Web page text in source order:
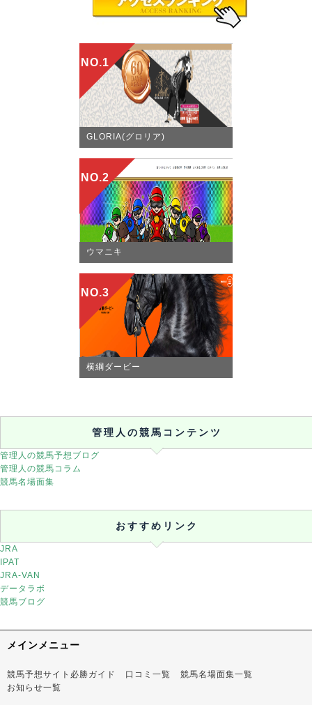
NO.1
GLORIA(グロリア)
NO.2
ウマニキ
NO.3
横綱ダービー
管理人の競馬コンテンツ
管理人の競馬予想ブログ
管理人の競馬コラム
競馬名場面集
おすすめリンク
JRA
IPAT
JRA-VAN
データラボ
競馬ブログ
メインメニュー
競馬予想サイト必勝ガイド 口コミ一覧
競馬名場面集一覧
お知らせ一覧